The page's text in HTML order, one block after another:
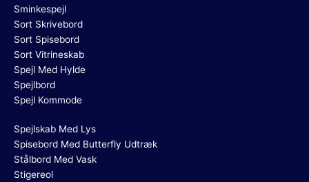
Sminkespejl
Sort Skrivebord
Sort Spisebord
Sort Vitrineskab
Spejl Med Hylde
Spejlbord
Spejl Kommode
Spejlskab Med Lys
Spisebord Med Butterfly Udtræk
Stålbord Med Vask
Stigereol